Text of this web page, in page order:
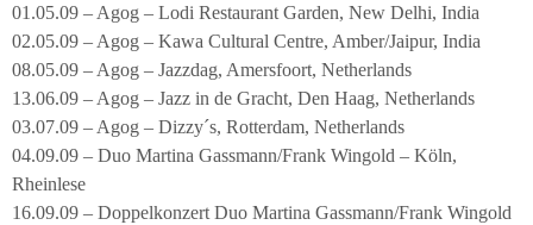
01.05.09 – Agog – Lodi Restaurant Garden, New Delhi, India
02.05.09 – Agog – Kawa Cultural Centre, Amber/Jaipur, India
08.05.09 – Agog – Jazzdag, Amersfoort, Netherlands
13.06.09 – Agog – Jazz in de Gracht, Den Haag, Netherlands
03.07.09 – Agog – Dizzy´s, Rotterdam, Netherlands
04.09.09 – Duo Martina Gassmann/Frank Wingold – Köln,
Rheinlese
16.09.09 – Doppelkonzert Duo Martina Gassmann/Frank Wingold